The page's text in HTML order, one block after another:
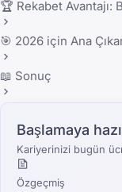
🏆 Rekabet Avantajı:
🎯 2026 için Ana
📖 Sonuç
Başlamaya
Kariyerinizi bugün
Özgeçmiş